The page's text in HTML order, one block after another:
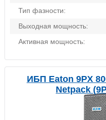
Тип фазности:
Выходная мощность:
Активная мощность:
ИБП Eaton 9PX
Netpack